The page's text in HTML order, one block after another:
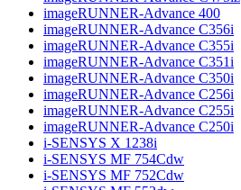
imageRUNNER-Advance 400
imageRUNNER-Advance C356i
imageRUNNER-Advance C355i
imageRUNNER-Advance C351i
imageRUNNER-Advance C350i
imageRUNNER-Advance C256i
imageRUNNER-Advance C255i
imageRUNNER-Advance C250i
i-SENSYS X 1238i
i-SENSYS MF 754Cdw
i-SENSYS MF 752Cdw